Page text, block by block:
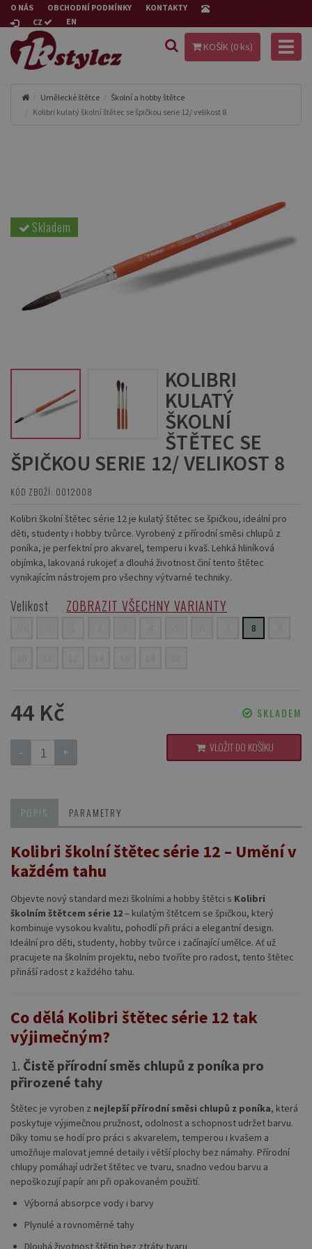
O NÁS OBCHODNÍ PODMÍNKY
KONTAKTY
CZ
EN
KOŠÍK (0 ks)
Umělecké štětce
Školní a hobby štětce
Kolibri kulatý školní štětec se špičkou serie 12/ velikost 8
Skladem
KOLIBRI
KULATÝ
ŠKOLNÍ
ŠTĚTEC SE
ŠPIČKOU SERIE 12/ VELIKOST 8
KÓD ZBOŽÍ: 0012008
Kolibri školní štětec série 12 je kulatý štětec se špičkou, ideální pro
děti, studenty i hobby tvůrce. Vyrobený z přírodní směsi chlupů z
poníka, je perfektní pro akvarel, temperu i kvaš. Lehká hliníková
objímka, lakovaná rukojeť a dlouhá životnost činí tento štětec
vynikajícím nástrojem pro všechny výtvarné techniky.
Velikost ZOBRAZIT VŠECHNY VARIANTY
8
44 Kč SKLADEM
- + VLOŽIT DO KOŠÍKU
POPIS PARAMETRY
Kolibri školní štětec série 12 – Umění v
každém tahu
Objevte nový standard mezi školními a hobby štětci s Kolibri
školním štětcem série 12– kulatým štětcem se špičkou, který
kombinuje vysokou kvalitu, pohodlí při práci a elegantní design.
Ideální pro děti, studenty, hobby tvůrce i začínající umělce. Ať už
pracujete na školním projektu, nebo tvoříte pro radost, tento štětec
přináší radost z každého tahu.
Co dělá Kolibri štětec série 12 tak
výjimečným?
1. Čistě přírodní směs chlupů z poníka pro
přirozené tahy
Štětec je vyroben z nejlepší přírodní směsi chlupů z poníka, která
poskytuje výjimečnou pružnost, odolnost a schopnost udržet barvu.
Díky tomu se hodí pro práci s akvarelem, temperou i kvašem a
umožňuje malovat jemné detaily i větší plochy bez námahy. Přírodní
chlupy pomáhají udržet štětec ve tvaru, snadno vedou barvu a
nepoškozují papír ani při opakovaném použití.
Výborná absorpce vody i barvy
Plynulé a rovnoměrné tahy
Dlouhá životnost štětin bez ztráty tvaru